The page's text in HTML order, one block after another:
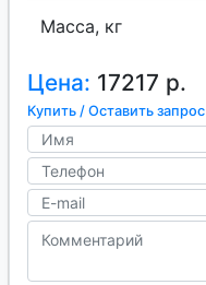
Масса, кг
Цена: 17217 р.
Купить / Оставить запрос